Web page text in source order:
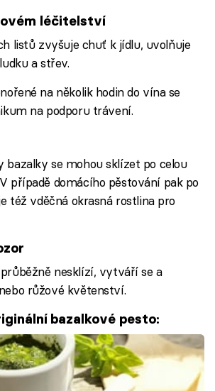
léčitelství
listů zvyšuje chuť k jídlu, uvolňuje
a střev.
na několik hodin do vína se
na podporu trávení.
bazalky se mohou sklízet po celou
případě domácího pěstování pak po
též vděčná okrasná rostlina pro
průběžně nesklízí, vytváří se a
růžové květenství.
bazalkové pesto: